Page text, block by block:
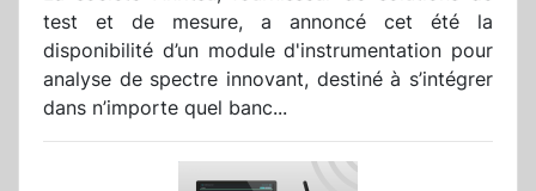
test et de mesure, a annoncé cet été la
disponibilité d’un module d'instrumentation pour
analyse de spectre innovant, destiné à s’intégrer
dans n’importe quel banc...